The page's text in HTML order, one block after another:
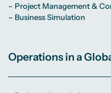
– Project Management &
– Business Simulation
Operations in a